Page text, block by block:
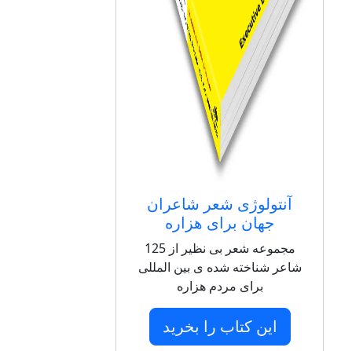
آنتولوژی شعر شاعران
جهان برای هزاره
مجموعه شعر بی نظیر از 125
شاعر شناخته شده ی بین المللی
برای مردم هزاره
این کتاب را بخرید